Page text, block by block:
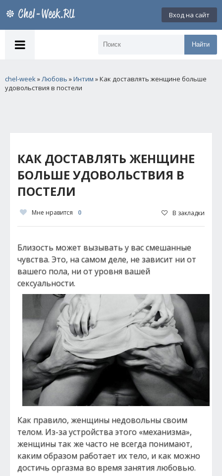
Вход на сайт
Найти
chel-week»Любовь »Интим » Как доставлять женщине больше
удовольствия в постели
КАК ДОСТАВЛЯТЬ ЖЕНЩИНЕ
БОЛЬШЕ УДОВОЛЬСТВИЯ В
ПОСТЕЛИ
Мне нравится 0 В закладки
Близость может вызывать у вас смешанные
чувства. Это, на самом деле, не зависит ни от
вашего пола, ни от уровня вашей
сексуальности.
Как правило, женщины недовольны своим
телом. Из-за устройства этого «механизма»,
женщины так же часто не всегда понимают,
каким образом работает их тело, и как можно
достичь оргазма во время занятия любовью.